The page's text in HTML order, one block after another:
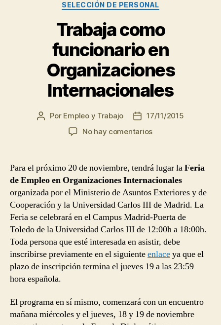
SELECCIÓN DE PERSONAL
Trabaja como
funcionario en
Organizaciones
Internacionales
Autor
Por Empleo y Trabajo
Fecha
de
17/11/2015
No hay comentariosen
funcionario
Organizaciones
Internacionales
Para el próximo 20 de noviembre, tendrá lugar laFeria
de Empleo en Organizaciones Internacionales
organizada por el Ministerio de Asuntos Exteriores y de
Cooperación y la Universidad Carlos III de Madrid. La
Feria se celebrará en el Campus Madrid-Puerta de
Toledo de la Universidad Carlos III de 12:00h a 18:00h.
Toda persona que esté interesada en asistir, debe
inscribirse previamente en el siguienteenlaceya que el
plazo de inscripción termina el jueves 19 a las 23:59
hora española.
El programa en sí mismo, comenzará con un encuentro
mañana miércoles y el jueves, 18 y 19 de noviembre